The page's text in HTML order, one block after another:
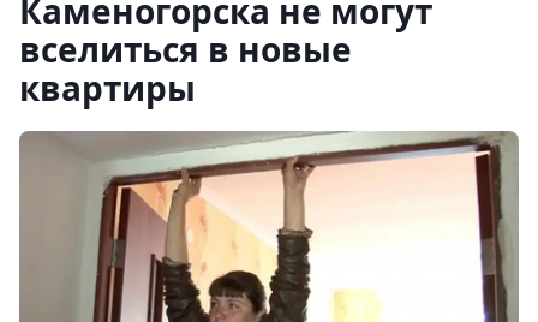
Каменогорска не могут
вселиться в новые
квартиры